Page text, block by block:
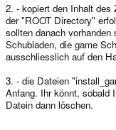
2. - kopiert den Inhalt
der "ROOT Directory"
sollten danach
Schubladen, die game
ausschliesslich auf den
3. - die Dateien
Anfang. Ihr könnt, sobald
Datein dann löschen.